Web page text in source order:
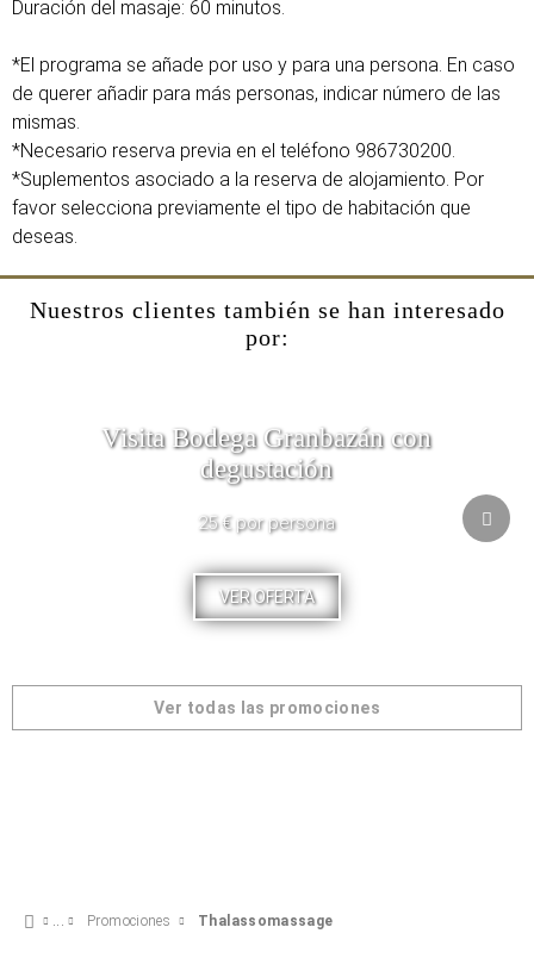
Duración del masaje: 60 minutos.
*El programa se añade por uso y para una persona. En caso
de querer añadir para más personas, indicar número de las
mismas.
*Necesario reserva previa en el teléfono 986730200.
*Suplementos asociado a la reserva de alojamiento. Por
favor selecciona previamente el tipo de habitación que
deseas.
Nuestros clientes también se han interesado
por:
Visita Bodega Granbazán con
degustación
25 € por persona
VER OFERTA
Ver todas las promociones
Promociones Thalassomassage